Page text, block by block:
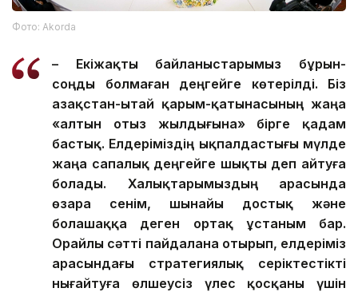
Фото: Аkorda
– Екіжақты байланыстарымыз бұрын-
соңды болмаған деңгейге көтерілді. Біз
Қазақстан-Қытай қарым-қатынасының жаңа
«алтын отыз жылдығына» бірге қадам
бастық. Елдеріміздің ықпалдастығы мүлде
жаңа сапалық деңгейге шықты деп айтуға
болады. Халықтарымыздың арасында
өзара сенім, шынайы достық және
болашаққа деген ортақ ұстаным бар.
Орайлы сәтті пайдалана отырып, елдеріміз
арасындағы стратегиялық серіктестікті
нығайтуға өлшеусіз үлес қосқаны үшін